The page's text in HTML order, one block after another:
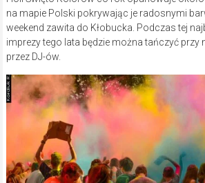
na mapie Polski pokrywając je radosnymi
weekend zawita do Kłobucka. Podczas tej
imprezy tego lata będzie można tańczyć przy
przez DJ-ów.